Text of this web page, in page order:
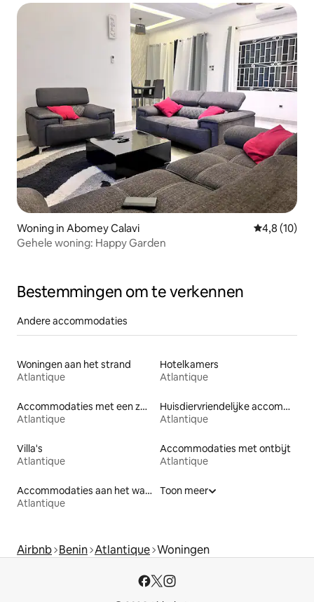
Woning in Abomey Calavi
4,8 (10)
Gehele woning: Happy Garden
Bestemmingen om te verkennen
Andere accommodaties
Woningen aan het strand
Atlantique
Hotelkamers
Atlantique
Accommodaties met een zwembad
Atlantique
Huisdiervriendelijke accommodaties
Atlantique
Villa's
Atlantique
Accommodaties met ontbijt
Atlantique
Accommodaties aan het water
Atlantique
Toon meer
Airbnb Benin Atlantique Woningen